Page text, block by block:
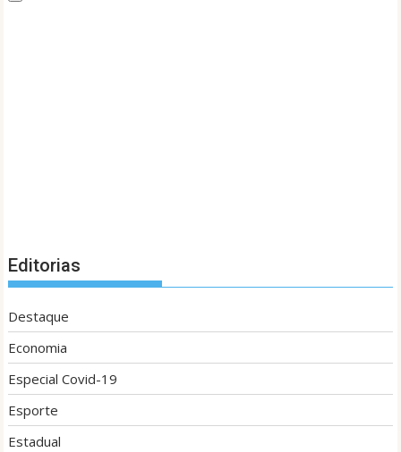
Editorias
Destaque
Economia
Especial Covid-19
Esporte
Estadual